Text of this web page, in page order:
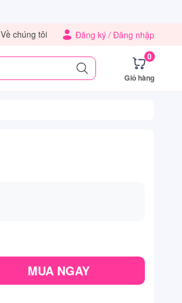
Về chúng tôi Đăng ký / Đăng nhập
0
Giỏ hàng
MUA NGAY